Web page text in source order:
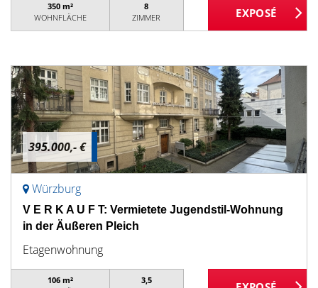
350 m²
WOHNFLÄCHE
8
ZIMMER
395.000,- €
Würzburg
V E R K A U F T: Vermietete Jugendstil-Wohnung
in der Äußeren Pleich
Etagenwohnung
106 m²
3,5